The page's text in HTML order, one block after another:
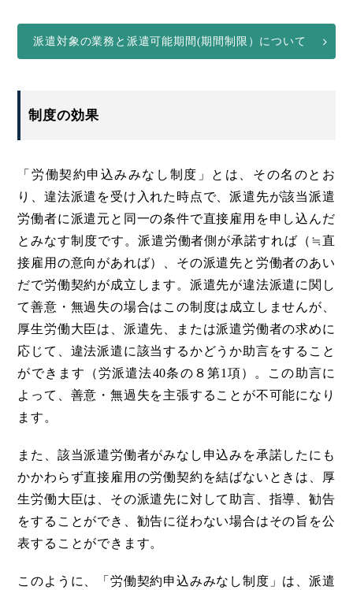
派遣対象の業務と派遣可能期間(期間制限）について
制度の効果
「労働契約申込みみなし制度」とは、その名のとお
り、違法派遣を受け入れた時点で、派遣先が該当派遣
労働者に派遣元と同一の条件で直接雇用を申し込んだ
とみなす制度です。派遣労働者側が承諾すれば（≒直
接雇用の意向があれば）、その派遣先と労働者のあい
だで労働契約が成立します。派遣先が違法派遣に関し
て善意・無過失の場合はこの制度は成立しませんが、
厚生労働大臣は、派遣先、または派遣労働者の求めに
応じて、違法派遣に該当するかどうか助言をすること
ができます（労派遣法40条の８第1項）。この助言に
よって、善意・無過失を主張することが不可能になり
ます。
また、該当派遣労働者がみなし申込みを承諾したにも
かかわらず直接雇用の労働契約を結ばないときは、厚
生労働大臣は、その派遣先に対して助言、指導、勧告
をすることができ、勧告に従わない場合はその旨を公
表することができます。
このように、「労働契約申込みみなし制度」は、派遣